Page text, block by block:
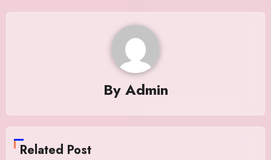
By Admin
Related Post